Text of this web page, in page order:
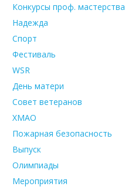
Конкурсы проф. мастерства
Надежда
Спорт
Фестиваль
WSR
День матери
Совет ветеранов
ХМАО
Пожарная безопасность
Выпуск
Олимпиады
Мероприятия